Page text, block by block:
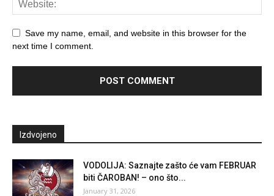
Save my name, email, and website in this browser for the
next time I comment.
Izdvojeno
VODOLIJA: Saznajte zašto će vam FEBRUAR
biti ČAROBAN! – ono što...
January 31, 2026